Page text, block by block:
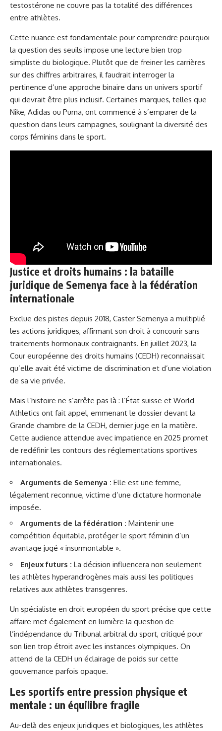
testostérone ne couvre pas la totalité des différences
entre athlètes.
Cette nuance est fondamentale pour comprendre pourquoi
la question des seuils impose une lecture bien trop
simpliste du biologique. Plutôt que de freiner les carrières
sur des chiffres arbitraires, il faudrait interroger la
pertinence d’une approche binaire dans un univers sportif
qui devrait être plus inclusif. Certaines marques, telles que
Nike, Adidas ou Puma, ont commencé à s’emparer de la
question dans leurs campagnes, soulignant la diversité des
corps féminins dans le sport.
Justice et droits humains : la bataille
juridique de Semenya face à la fédération
internationale
Exclue des pistes depuis 2018, Caster Semenya a multiplié
les actions juridiques, affirmant son droit à concourir sans
traitements hormonaux contraignants. En juillet 2023, la
Cour européenne des droits humains (CEDH) reconnaissait
qu’elle avait été victime de discrimination et d’une violation
de sa vie privée.
Mais l’histoire ne s’arrête pas là : l’État suisse et World
Athletics ont fait appel, emmenant le dossier devant la
Grande chambre de la CEDH, dernier juge en la matière.
Cette audience attendue avec impatience en 2025 promet
de redéfinir les contours des réglementations sportives
internationales.
Arguments de Semenya : Elle est une femme,
légalement reconnue, victime d’une dictature hormonale
imposée.
Arguments de la fédération : Maintenir une
compétition équitable, protéger le sport féminin d’un
avantage jugé « insurmontable ».
Enjeux futurs : La décision influencera non seulement
les athlètes hyperandrogènes mais aussi les politiques
relatives aux athlètes transgenres.
Un spécialiste en droit européen du sport précise que cette
affaire met également en lumière la question de
l’indépendance du Tribunal arbitral du sport, critiqué pour
son lien trop étroit avec les instances olympiques. On
attend de la CEDH un éclairage de poids sur cette
gouvernance parfois opaque.
Les sportifs entre pression physique et
mentale : un équilibre fragile
Au-delà des enjeux juridiques et biologiques, les athlètes